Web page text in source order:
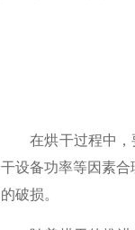
在烘干过程中，要
干设备功率等因素
的破损。